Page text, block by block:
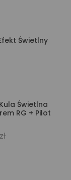
Świetlny
Świetlna
RG + Pilot